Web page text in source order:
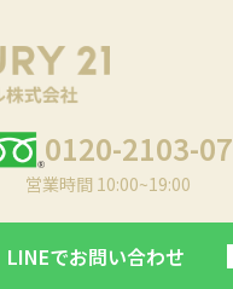
0120-2103-07
営業時間 10:00~19:00
LINEでお問い合わせ